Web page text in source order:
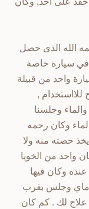
الله الذى حصل
في سيارة خاصة
واحد من قبيلة
,
وجلسنا
وكان رحمه
يخذ حصته منه ولا
واحد من الخويا
وكان فيها
ماي وجلس بقرب
لك . كم كان